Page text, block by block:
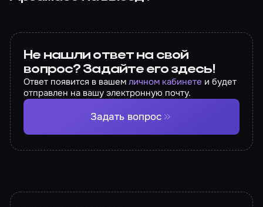
Не нашли ответ на свой
вопрос? Задайте его здесь!
Ответ появится в вашемличном кабинете и будет
отправлен на вашу электронную почту.
Задать вопрос